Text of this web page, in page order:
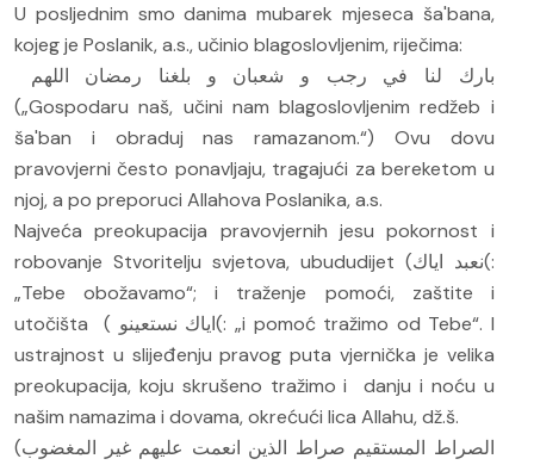
U posljednim smo danima mubarek mjeseca ša'bana,
kojeg je Poslanik, a.s., učinio blagoslovljenim, riječima:
(„Gospodaru naš, učini nam blagoslovljenim redžeb i
ša'ban i obraduj nas ramazanom.“) Ovu dovu
pravovjerni često ponavljaju, tragajući za bereketom u
njoj, a po preporuci Allahova Poslanika, a.s.
Najveća preokupacija pravovjernih jesu pokornost i
robovanje Stvoritelju svjetova, ubududijet (نعبد اياك(:
„Tebe obožavamo“; i traženje pomoći, zaštite i
utočišta ( اياك نستعينو(: „i pomoć tražimo od Tebe“. I
ustrajnost u slijeđenju pravog puta vjernička je velika
preokupacija, koju skrušeno tražimo i danju i noću u
našim namazima i dovama, okrećući lica Allahu, dž.š.
(الصراط المستقيم صراط الذين انعمت عليهم غير المغضوب